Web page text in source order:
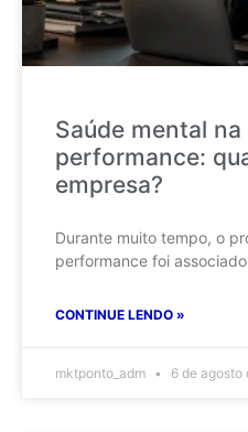
Saúde mental na
performance:
empresa?
Durante muito tempo, o
performance foi associado
CONTINUE LENDO »
mktponto_adm 6 de agosto